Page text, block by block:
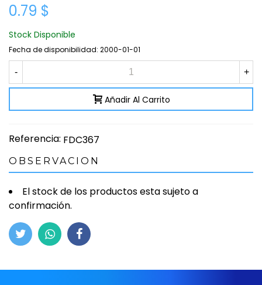
0.79 $
Stock Disponible
Fecha de disponibilidad: 2000-01-01
- +
Añadir Al Carrito
Referencia: FDC367
OBSERVACION
El stock de los productos esta sujeto a
confirmación.